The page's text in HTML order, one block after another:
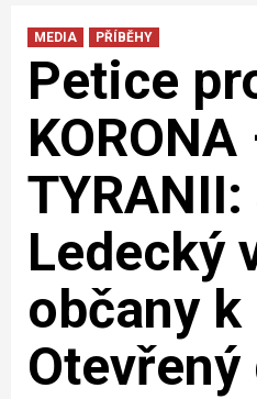
MEDIA PŘÍBĚHY
Petice
KORONA
Ledecký
občany